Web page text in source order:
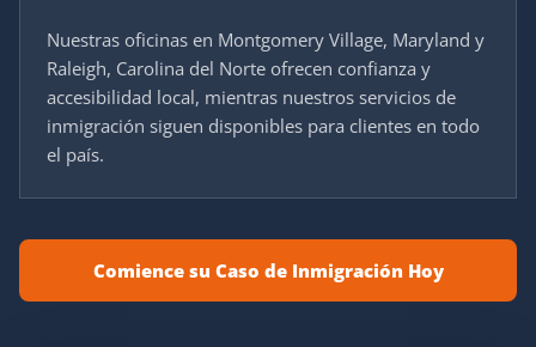
Nuestras oficinas en Montgomery Village, Maryland y
Raleigh, Carolina del Norte ofrecen confianza y
accesibilidad local, mientras nuestros servicios de
inmigración siguen disponibles para clientes en todo
el país.
Comience su Caso de Inmigración Hoy